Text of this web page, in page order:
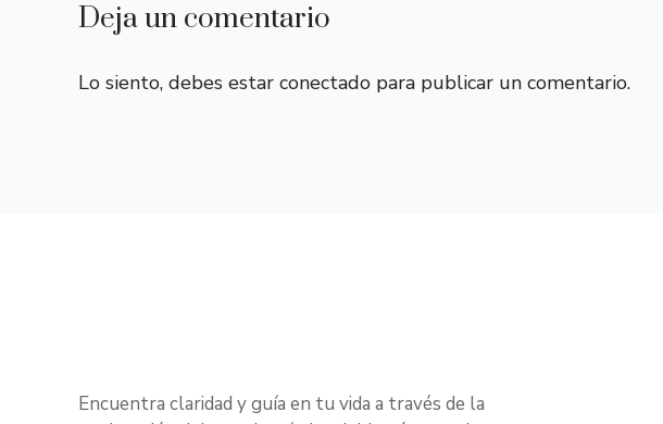
Deja un comentario
Lo siento, debes estar conectado para publicar un comentario.
Encuentra claridad y guía en tu vida a través de la